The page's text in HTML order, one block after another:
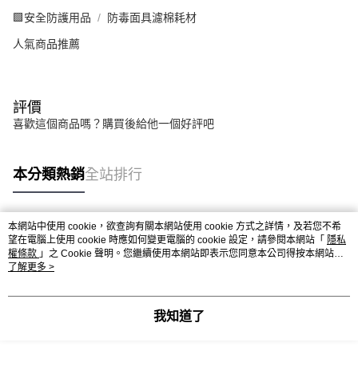
🟩安全防護用品 防毒面具濾棉耗材
人氣商品推薦
評價
喜歡這個商品嗎？購買後給他一個好評吧
本分類熱銷全站排行
熱門標籤
本網站中使用 cookie，欲查詢有關本網站使用 cookie 方式之詳情，及若您不希
望在電腦上使用 cookie 時應如何變更電腦的 cookie 設定，請參閱本網站「 隱私
權條款 」之 Cookie 聲明。您繼續使用本網站即表示您同意本公司得按本網站使
用條款之 Cookie 聲明使用 cookie。
了解更多 >
我知道了